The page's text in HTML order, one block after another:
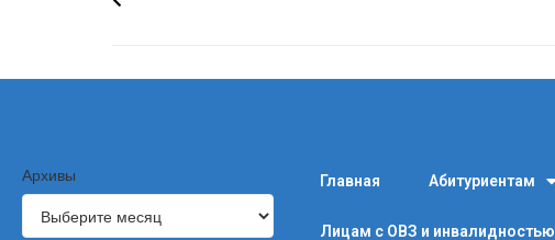
Архивы Главная Абитуриентам
Лицам с ОВЗ и инвалидностью